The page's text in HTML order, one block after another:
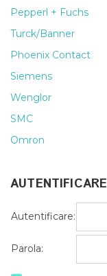
Pepperl + Fuchs
Turck/Banner
Phoenix Contact
Siemens
Wenglor
SMC
Omron
AUTENTIFICARE
Autentificare:
Parola: